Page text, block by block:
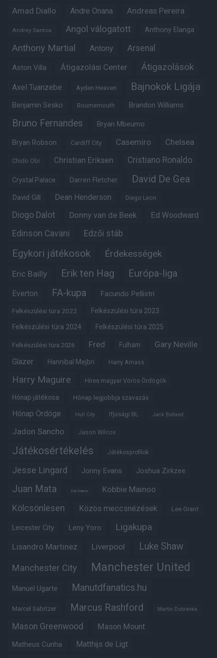
Amad Diallo Andre Onana Andreas Pereira
Andrey Santos Angol válogatott Anthony Elanga
Anthony Martial Antony Arsenal
Aston Villa Átigazolási Center Átigazolások
Axel Tuanzebe Ayden Heaven Bajnokok Ligája
Benjamin Sesko Bournemouth Brandon Williams
Bruno Fernandes Bryan Mbeumo
Bryan Robson Cardiff City Casemiro Chelsea
Chido Obi Christian Eriksen Cristiano Ronaldo
Crystal Palace Darren Fletcher David De Gea
David Gill Dean Henderson Diego Leon
Diogo Dalot Donny van de Beek Ed Woodward
Edinson Cavani Edzői stáb
Egykori játékosok Érdekességek
Eric Bailly Erik ten Hag Európa-liga
Everton FA-kupa Facundo Pellistri
Felkészülési túra 2022 Felkészülési túra 2023
Felkészülési túra 2024 Felkészülési túra 2025
Felkészülési túra 2026 Fred Fulham Gary Neville
Glazer Hannibal Mejbri Harry Amass
Harry Maguire Híres magyar Vörös Ördögök
Hónap játékosa Hónap legjobbja szavazás
Hónap Ördöge Hull City Ifjúsági BL Jack Butland
Jadon Sancho Jason Wilcox
Játékosértékelés Játékosprofilok
Jesse Lingard Jonny Evans Joshua Zirkzee
Juan Mata Karl Darlow Kobbie Mainoo
Kölcsönlesen Közös meccsnézések Lee Grant
Leicester City Leny Yoro Ligakupa
Lisandro Martinez Liverpool Luke Shaw
Manchester City Manchester United
Manuel Ugarte Manutdfanatics.hu
Marcel Sabitzer Marcus Rashford Martin Dubravka
Mason Greenwood Mason Mount
Matheus Cunha Matthijs de Ligt